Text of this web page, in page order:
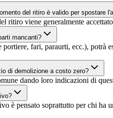
del ritiro è valido per spostare
ritiro viene generalmente
mancanti?
portiere, fari, paraurti, ecc.),
di demolizione a costo zero?
dando loro indicazioni di
è pensato soprattutto per chi ha